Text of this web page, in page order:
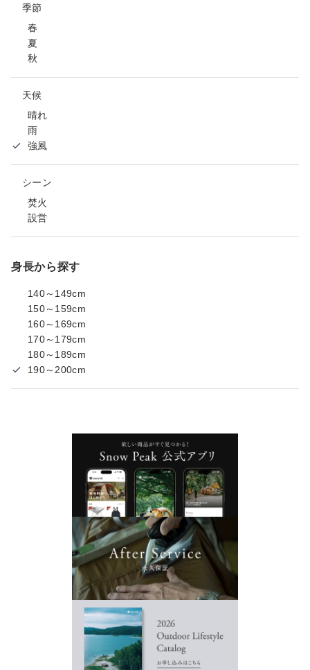
季節
春
夏
秋
天候
晴れ
雨
強風
シーン
焚火
設営
身長から探す
140～149cm
150～159cm
160～169cm
170～179cm
180～189cm
190～200cm